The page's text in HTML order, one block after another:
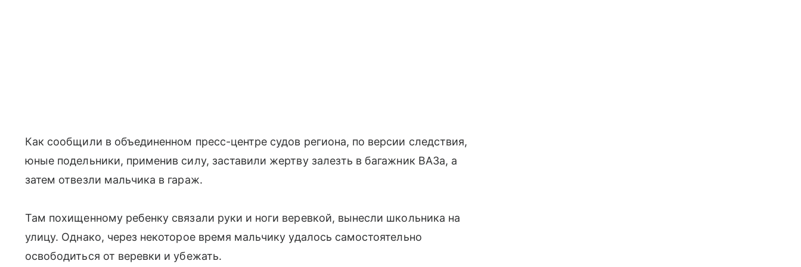
Как сообщили в объединенном пресс-центре судов региона, по версии следствия,
юные подельники, применив силу, заставили жертву залезть в багажник ВАЗа, а
затем отвезли мальчика в гараж.
Там похищенному ребенку связали руки и ноги веревкой, вынесли школьника на
улицу. Однако, через некоторое время мальчику удалось самостоятельно
освободиться от веревки и убежать.